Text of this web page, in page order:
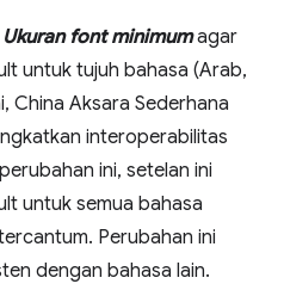
Ukuran font minimumagar
untuk tujuh bahasa (Arab,
China Aksara Sederhana
interoperabilitas
ini, setelan ini
untuk semua bahasa
Perubahan ini
dengan bahasa lain.